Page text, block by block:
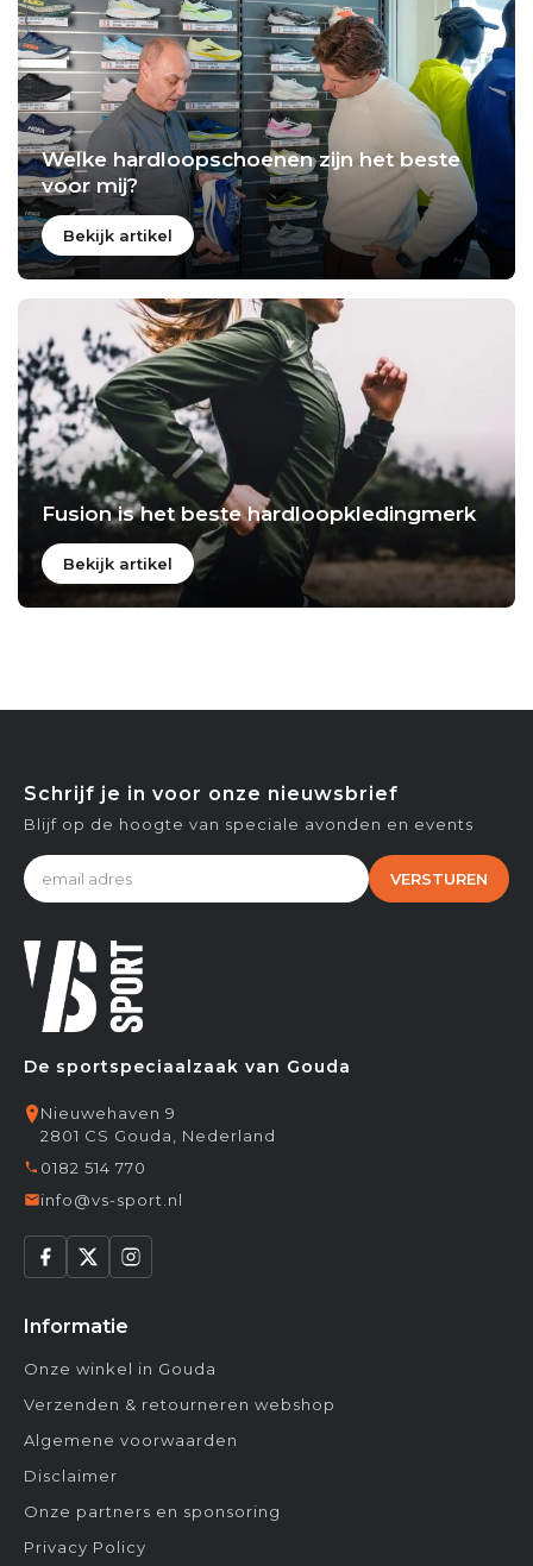
Welke hardloopschoenen zijn het beste
voor mij?
Bekijk artikel
Fusion is het beste hardloopkledingmerk
Bekijk artikel
De sportspeciaalzaak van Gouda
Nieuwehaven 9
2801 CS Gouda, Nederland
0182 514 770
info@vs-sport.nl
Informatie
Onze winkel in Gouda
Verzenden & retourneren webshop
Algemene voorwaarden
Disclaimer
Onze partners en sponsoring
Privacy Policy
Schrijf je in voor onze nieuwsbrief
Blijf op de hoogte van speciale avonden en events
VERSTUREN